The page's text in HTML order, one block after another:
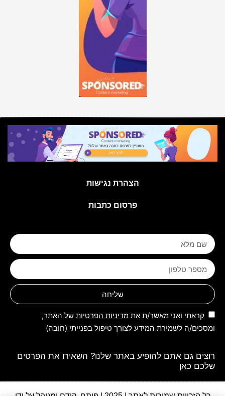
הצהרת נגישות
פרסום כתבות
שליחה
קראתי ואני מאשר/ת את מדיניות הפרטיות של האתר,
ומסכים/ה לשמירת המידע לצורך טיפול בפנייתי (חובה)
רוצים גם אתם להופיע באתר שלנו? השאירו את הפרטים
שלכם כאן